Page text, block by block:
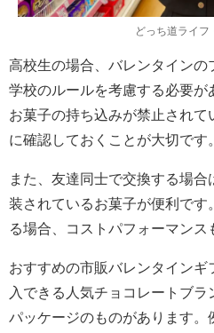
どっち道ライフ
高校生の場合、バレンタインの
学校のルールを考慮する必要が
お菓子の持ち込みが禁止され
に確認しておくことが大切です。
また、友達同士で交換する場
装されているお菓子が便利です
る場合、コストパフォーマンス
おすすめの市販バレンタイン
入できる人気チョコレートブ
パッケージのものがあります。